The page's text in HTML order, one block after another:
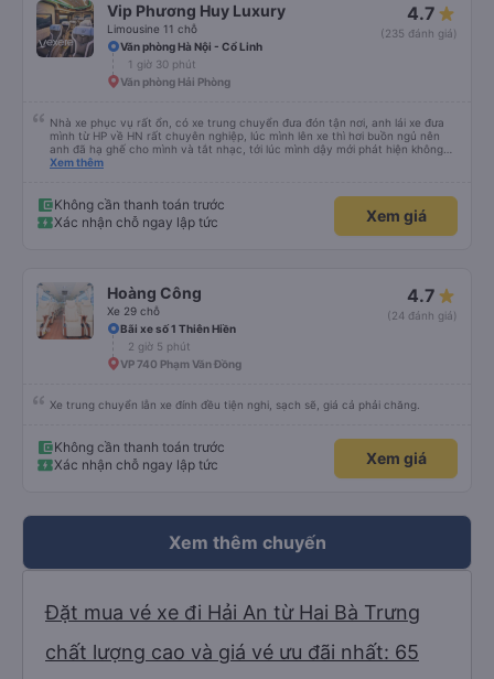
Vip Phương Huy Luxury
Limousine 11 chỗ
4.7
(235 đánh giá)
Văn phòng Hà Nội - Cổ Linh
1 giờ 30 phút
Văn phòng Hải Phòng
Nhà xe phục vụ rất ổn, có xe trung chuyển đưa đón tận nơi, anh lái xe đưa
mình từ HP về HN rất chuyên nghiệp, lúc mình lên xe thì hơi buồn ngủ nên
anh đã hạ ghế cho mình và tắt nhạc, tới lúc mình dậy mới phát hiện không
thấy điện thoại thì anh đã ngay lập tức gọi xe trung chuyển để tìm điện thoại
Xem thêm
Không cần thanh toán trước
Xác nhận chỗ ngay lập tức
Xem giá
Hoàng Công
Xe 29 chỗ
4.7
(24 đánh giá)
Bãi xe số 1 Thiên Hiền
2 giờ 5 phút
VP 740 Phạm Văn Đồng
Xe trung chuyển lẫn xe đính đều tiện nghi, sạch sẽ, giá cả phải chăng.
Không cần thanh toán trước
Xác nhận chỗ ngay lập tức
Xem giá
Xem thêm chuyến
Đặt mua vé xe đi Hải An từ Hai Bà Trưng
chất lượng cao và giá vé ưu đãi nhất: 65